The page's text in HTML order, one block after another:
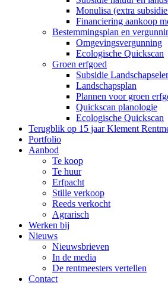
Monulisa (extra
Financiering aankoop
Bestemmingsplan en
Omgevingsvergunning
Ecologische Quickscan
Groen erfgoed
Subsidie
Landschapsplan
Plannen voor groen
Quickscan planologie
Ecologische Quickscan
Terugblik op 15 jaar Klement
Portfolio
Aanbod
Te koop
Te huur
Erfpacht
Stille verkoop
Reeds verkocht
Agrarisch
Werken bij
Nieuws
Nieuwsbrieven
In de media
De rentmeesters vertellen
Contact